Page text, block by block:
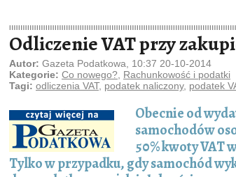
Odliczenie VAT przy
Autor: Gazeta Podatkowa, 10:37 20-10-2014
Kategorie: Co nowego? Rachunkowość i podatki
Tagi: odliczenia VAT, podatek naliczony, podatek
Obecnie od
samochodów
50% kwoty VAT
Tylko w przypadku, gdy samochód